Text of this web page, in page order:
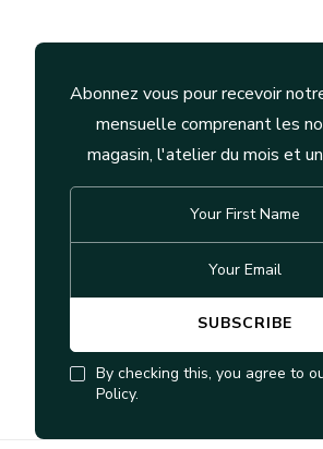
Abonnez vous pour recevoir
mensuelle comprenant les
magasin, l'atelier du mois et
By checking this, you agree to
Policy.